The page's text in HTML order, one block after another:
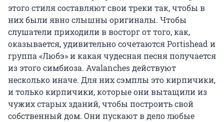
этого стиля составляют свои треки так, чтобы в
них были явно слышны оригиналы. Чтобы
слушатели приходили в восторг от того, как,
оказывается, удивительно сочетаются Portishead и
группа «Любэ» и какая чудесная песня получается
из этого симбиоза. Avalanches действуют
несколько иначе. Для них сэмплы это кирпичики,
и только кирпичики, которые они вытащили из
чужих старых зданий, чтобы построить свой
собственный дом. Они пускают в дело любые